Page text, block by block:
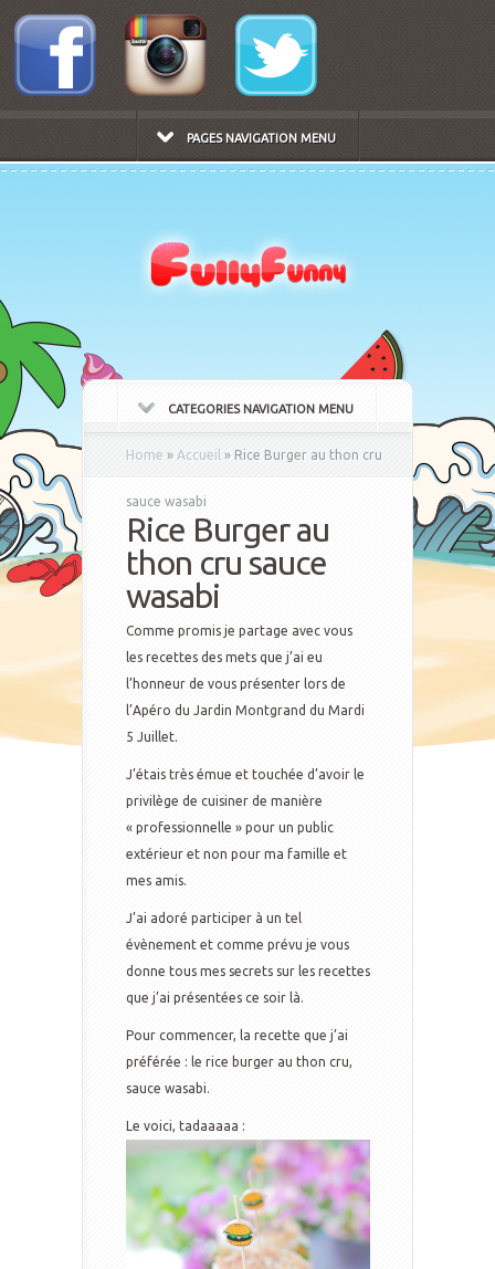
PAGES NAVIGATION MENU
CATEGORIES NAVIGATION MENU
Home » Accueil » Rice Burger au thon cru
sauce wasabi
Rice Burger au
thon cru sauce
wasabi
Comme promis je partage avec vous
les recettes des mets que j’ai eu
l’honneur de vous présenter lors de
l’Apéro du Jardin Montgrand du Mardi
5 Juillet.
J’étais très émue et touchée d’avoir le
privilège de cuisiner de manière
« professionnelle » pour un public
extérieur et non pour ma famille et
mes amis.
J’ai adoré participer à un tel
évènement et comme prévu je vous
donne tous mes secrets sur les recettes
que j’ai présentées ce soir là.
Pour commencer, la recette que j’ai
préférée : le rice burger au thon cru,
sauce wasabi.
Le voici, tadaaaaa :